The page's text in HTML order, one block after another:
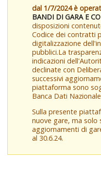
dal 1/7/2024 è
BANDI DI GARA E
disposizioni
Codice dei contratti
digitalizzazione
pubblici.La
indicazioni
declinate con
successivi
piattaforma sono
Banca Dati
Sulla presente
nuove gare, ma solo
aggiornamenti di
al 30.6.24.